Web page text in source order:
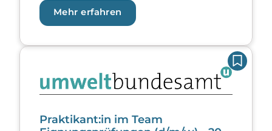
Niederösterreichs und suchen ab sofort
eine/n DGKP / BScN / Wundmanager/in
ab 25 Wochenstunden! Du bist eine
unterstützendes Umfeld bietet, in dem
du qualitativ hochwertige Pflege
leisten kannst? Dann […]
Mehr erfahren
Zur Lehrstelle Praktikant:in im Team
Praktikant:in im Team